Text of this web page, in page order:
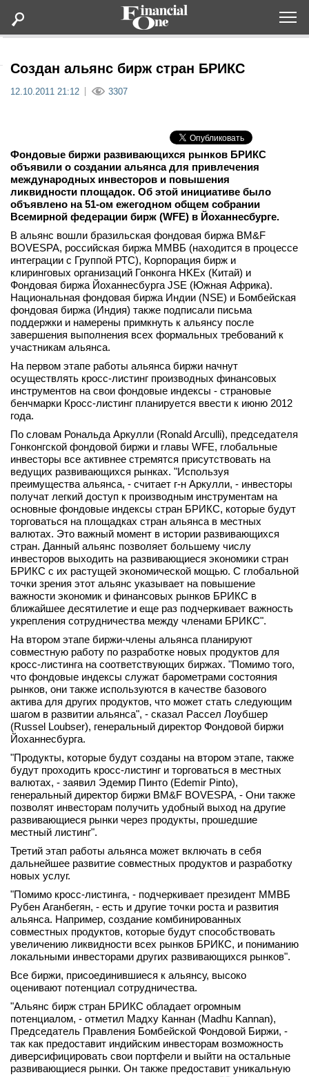
Lifestyle
Мероприятия
Новости
Интервью
вконтакте
телеграм
Стать автором
Вход
Создан альянс бирж стран БРИКС
12.10.2011 21:12 3307
Фондовые биржи развивающихся рынков БРИКС
объявили о создании альянса для привлечения
международных инвесторов и повышения
ликвидности площадок. Об этой инициативе было
объявлено на 51-ом ежегодном общем собрании
Всемирной федерации бирж (WFE) в Йоханнесбурге.
В альянс вошли бразильская фондовая биржа BM&F
BOVESPA, российская биржа ММВБ (находится в процессе
интеграции с Группой РТС), Корпорация бирж и
клиринговых организаций Гонконга HKEx (Китай) и
Фондовая биржа Йоханнесбурга JSE (Южная Африка).
Национальная фондовая биржа Индии (NSE) и Бомбейская
фондовая биржа (Индия) также подписали письма
поддержки и намерены примкнуть к альянсу после
завершения выполнения всех формальных требований к
участникам альянса.
На первом этапе работы альянса биржи начнут
осуществлять кросс-листинг производных финансовых
инструментов на свои фондовые индексы - страновые
бенчмарки Кросс-листинг планируется ввести к июню 2012
года.
По словам Рональда Аркулли (Ronald Arculli), председателя
Гонконгской фондовой биржи и главы WFE, глобальные
инвесторы все активнее стремятся присутствовать на
ведущих развивающихся рынках. "Используя
преимущества альянса, - считает г-н Аркулли, - инвесторы
получат легкий доступ к производным инструментам на
основные фондовые индексы стран БРИКС, которые будут
торговаться на площадках стран альянса в местных
валютах. Это важный момент в истории развивающихся
стран. Данный альянс позволяет большему числу
инвесторов выходить на развивающиеся экономики стран
БРИКС с их растущей экономической мощью. С глобальной
точки зрения этот альянс указывает на повышение
важности экономик и финансовых рынков БРИКС в
ближайшее десятилетие и еще раз подчеркивает важность
укрепления сотрудничества между членами БРИКС".
На втором этапе биржи-члены альянса планируют
совместную работу по разработке новых продуктов для
кросс-листинга на соответствующих биржах. "Помимо того,
что фондовые индексы служат барометрами состояния
рынков, они также используются в качестве базового
актива для других продуктов, что может стать следующим
шагом в развитии альянса", - сказал Рассел Лоубшер
(Russel Loubser), генеральный директор Фондовой биржи
Йоханнесбурга.
"Продукты, которые будут созданы на втором этапе, также
будут проходить кросс-листинг и торговаться в местных
валютах, - заявил Эдемир Пинто (Edemir Pinto),
генеральный директор биржи BM&F BOVESPA, - Они также
позволят инвесторам получить удобный выход на другие
развивающиеся рынки через продукты, прошедшие
местный листинг".
Третий этап работы альянса может включать в себя
дальнейшее развитие совместных продуктов и разработку
новых услуг.
"Помимо кросс-листинга, - подчеркивает президент ММВБ
Рубен Аганбегян, - есть и другие точки роста и развития
альянса. Например, создание комбинированных
совместных продуктов, которые будут способствовать
увеличению ликвидности всех рынков БРИКС, и пониманию
локальными инвесторами других развивающихся рынков".
Все биржи, присоединившиеся к альянсу, высоко
оценивают потенциал сотрудничества.
"Альянс бирж стран БРИКС обладает огромным
потенциалом, - отметил Мадху Каннан (Madhu Kannan),
Председатель Правления Бомбейской Фондовой Биржи, -
так как предоставит индийским инвесторам возможность
диверсифицировать свои портфели и выйти на остальные
развивающиеся рынки. Он также предоставит уникальную